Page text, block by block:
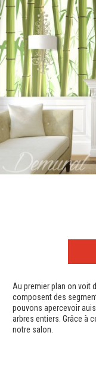
Au premier plan on voit
composent des
pouvons apercevoir
arbres entiers. Grâce à
notre salon.